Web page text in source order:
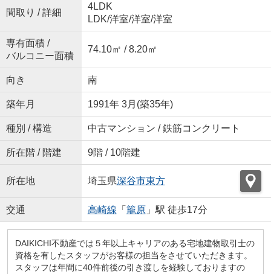
間取り / 詳細
4LDK
LDK/洋室/洋室/洋室
専有面積 /
バルコニー面積
74.10㎡ / 8.20㎡
向き 南
築年月 1991年 3月(築35年)
種別 / 構造 中古マンション / 鉄筋コンクリート
所在階 / 階建 9階 / 10階建
所在地 埼玉県深谷市東方
交通 高崎線 「 籠原」駅 徒歩17分
DAIKICHI不動産では５年以上キャリアのある宅地建物取引士の
資格を有したスタッフがお客様の担当をさせていただきます。
スタッフは年間に40件前後の引き渡しを経験しておりますの